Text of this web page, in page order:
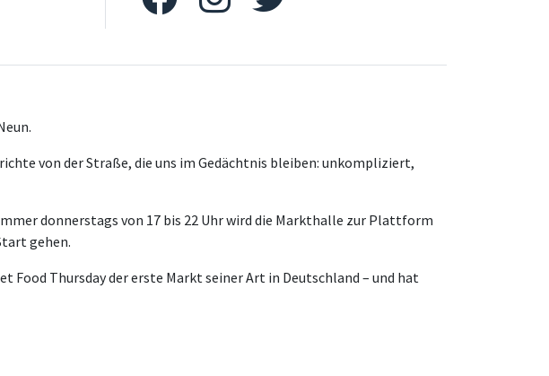
von der Straße, die uns im Gedächtnis bleiben: unkompliziert,
donnerstags von 17 bis 22 Uhr wird die Markthalle zur Plattform
gehen.
Food Thursday der erste Markt seiner Art in Deutschland – und hat